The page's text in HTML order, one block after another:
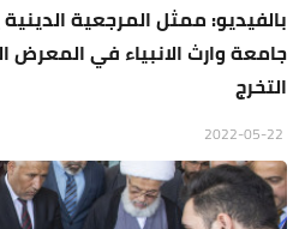
بالفيديو: ممثل المرجعية
جامعة وارث الانبياء في المعرض
التخرج